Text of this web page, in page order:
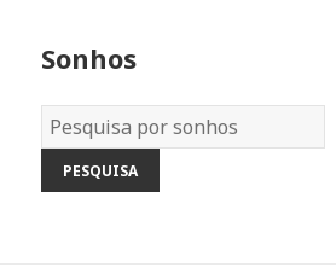
Sonhos
Dicionário
dos
Sonhos: